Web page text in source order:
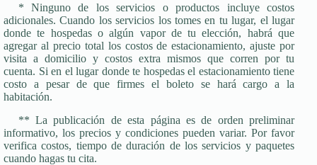
* Ninguno de los servicios o productos incluye costos
adicionales. Cuando los servicios los tomes en tu lugar, el lugar
donde te hospedas o algún vapor de tu elección, habrá que
agregar al precio total los costos de estacionamiento, ajuste por
visita a domicilio y costos extra mismos que corren por tu
cuenta. Si en el lugar donde te hospedas el estacionamiento tiene
costo a pesar de que firmes el boleto se hará cargo a la
habitación.
** La publicación de esta página es de orden preliminar
informativo, los precios y condiciones pueden variar. Por favor
verifica costos, tiempo de duración de los servicios y paquetes
cuando hagas tu cita.